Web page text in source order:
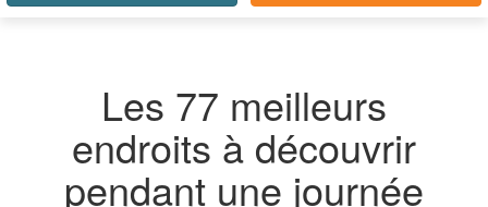
Les 77 meilleurs
endroits à découvrir
pendant une journée